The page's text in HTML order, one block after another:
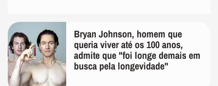
Bryan Johnson, homem que
queria viver até os 100 anos,
admite que "foi longe demais em
busca pela longevidade"